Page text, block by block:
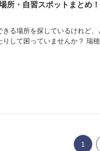
所・自習スポットまとめ
る場所を探しているけれど
して困っていませんか？ 瑞
1